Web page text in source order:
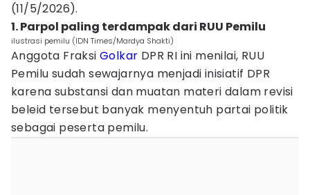
(11/5/2026).
1. Parpol paling terdampak dari RUU Pemilu
ilustrasi pemilu (IDN Times/Mardya Shakti)
Anggota FraksiGolkar DPR RI ini menilai, RUU
Pemilu sudah sewajarnya menjadi inisiatif DPR
karena substansi dan muatan materi dalam revisi
beleid tersebut banyak menyentuh partai politik
sebagai peserta pemilu.